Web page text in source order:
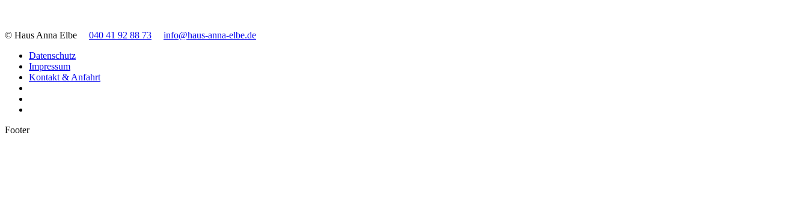
© Haus Anna Elbe 040 41 92 88 73
info@haus-anna-elbe.de
Datenschutz
Impressum
Kontakt & Anfahrt
Footer